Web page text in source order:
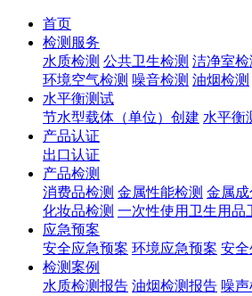
首页
检测服务
水质检测 公共卫生检测 洁净室检
环境空气检测 噪音检测 油烟检测
水平衡测试
节水型载体（单位）创建 水平衡
产品认证
出口认证
产品检测
消费品检测 金属性能检测 金属
化妆品检测 一次性使用卫生用品
应急预案
安全应急预案 环境应急预案 安
检测案例
水质检测报告 油烟检测报告 噪